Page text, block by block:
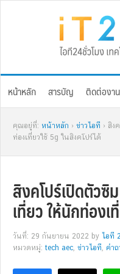
หน้าหลัก สารบัญ ติดต่องาน
คุณอยู่ที่: หน้าหลัก › ข่าวไอที › สิง
ท่องเที่ยวใช้ 5g ในสิงคโปร์ได้
สิงคโปร์เปิดตัว
เที่ยว ให้นักท่องเ
วันที่: 29 กันยายน 2022 by ไอที
หมวดหมู่:tech aec, ข่าวไอที, คำ